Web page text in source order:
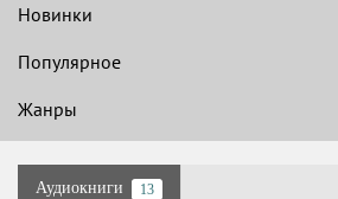
Новинки
Популярное
Жанры
Аудиокниги 13